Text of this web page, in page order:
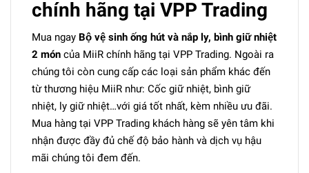
chính hãng tại VPP Trading
Mua ngay Bộ vệ sinh ống hút và nắp ly, bình giữ nhiệt
2 món của MiiR chính hãng tại VPP Trading. Ngoài ra
chúng tôi còn cung cấp các loại sản phẩm khác đến
từ thương hiệu MiiR như: Cốc giữ nhiệt, bình giữ
nhiệt, ly giữ nhiệt…với giá tốt nhất, kèm nhiều ưu đãi.
Mua hàng tại VPP Trading khách hàng sẽ yên tâm khi
nhận được đầy đủ chế độ bảo hành và dịch vụ hậu
mãi chúng tôi đem đến.